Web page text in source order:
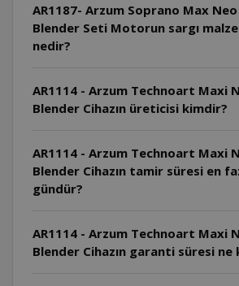
AR1187- Arzum Soprano Max
Blender Seti Motorun sargı
nedir?
AR1114 - Arzum Technoart Maxi
Blender Cihazın üreticisi kimdir?
AR1114 - Arzum Technoart Maxi
Blender Cihazın tamir süresi en
gündür?
AR1114 - Arzum Technoart Maxi
Blender Cihazın garanti süresi ne